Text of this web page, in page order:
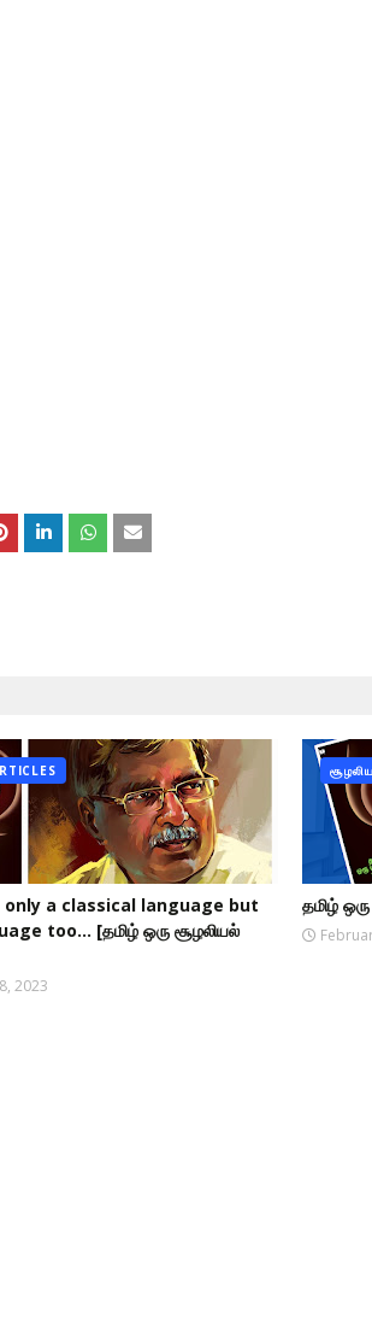
a classical language but
too... [தமிழ் ஒரு சூழலியல்
2023
தமிழ்